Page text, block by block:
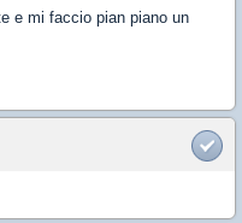
e mi faccio pian piano un